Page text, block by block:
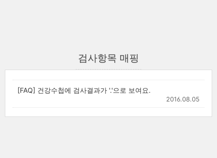
검사항목 매핑
[FAQ] 건강수첩에 검사결과가 '.'으로 보여요.
2016.08.05